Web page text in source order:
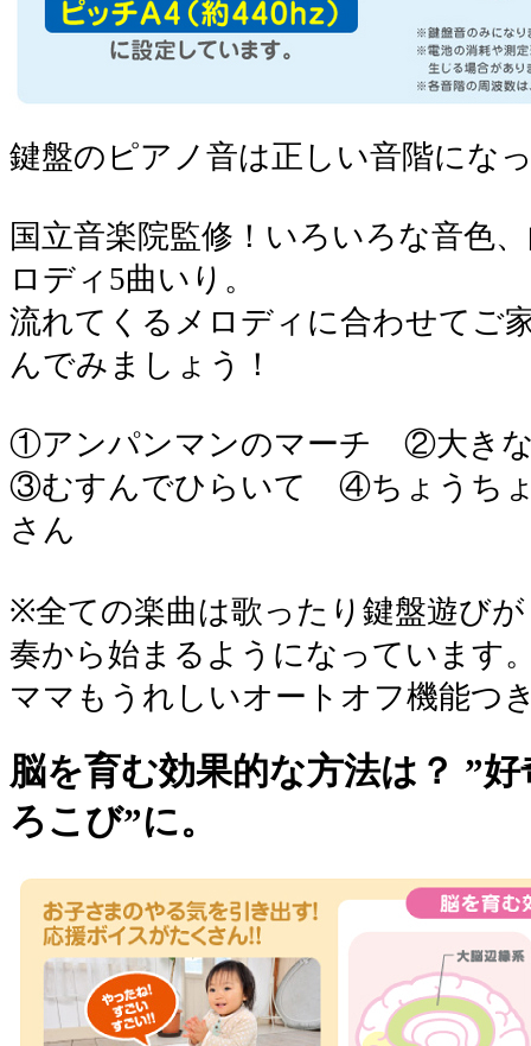
鍵盤のピアノ音は正しい音階にな
国立音楽院監修！いろいろな音色
ロディ5曲いり。
流れてくるメロディに合わせてご
んでみましょう！
①アンパンマンのマーチ ②大きな
③むすんでひらいて ④ちょうち
さん
※全ての楽曲は歌ったり鍵盤遊び
奏から始まるようになっています
ママもうれしいオートオフ機能つ
脳を育む効果的な方法は？ ”
ろこび”に。